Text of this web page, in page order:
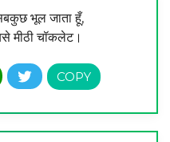
भूल जाता हूँ,
मीठी चॉकलेट।